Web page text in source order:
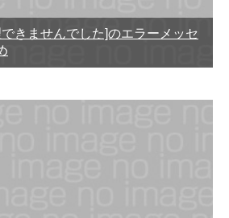
きませんでした]のエラーメッセ